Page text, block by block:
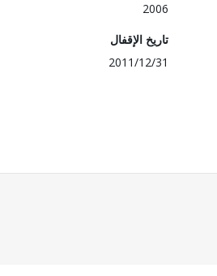
2006
تاريخ الإقفال
2011/12/31